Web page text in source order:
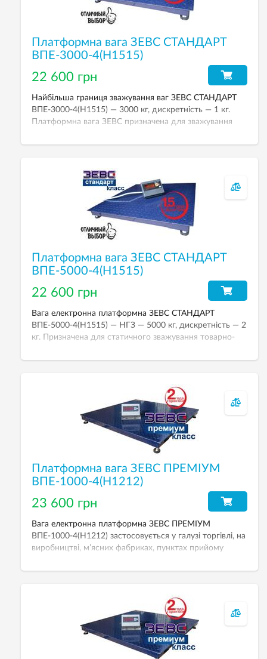
Платформна вага ЗЕВС СТАНДАРТ
ВПЕ-3000-4(Н1515)
22 600 грн
Найбільша границя зважування ваг ЗЕВС СТАНДАРТ
ВПЕ-3000-4(Н1515) — 3000 кг, дискретність — 1 кг.
Платформна вага ЗЕВС призначена для зважування
Платформна вага ЗЕВС СТАНДАРТ
ВПЕ-5000-4(Н1515)
22 600 грн
Вага електронна платформна ЗЕВС СТАНДАРТ
ВПЕ-5000-4(Н1515) — НГЗ — 5000 кг, дискретність — 2
кг. Призначена для статичного зважування товарно-
негабаритних вантажів та вантажів на піддонах. Вага
зважування з можливістю живлення від акумулятора.
Платформна вага ЗЕВС ПРЕМІУМ
ВПЕ-1000-4(H1212)
23 600 грн
Вага електронна платформна ЗЕВС ПРЕМІУМ
ВПЕ-1000-4(H1212) застосовується у галузі торгівлі, на
виробництві, м’ясних фабриках, пунктах прийому
Розмір платформи — 1200х1200 мм.